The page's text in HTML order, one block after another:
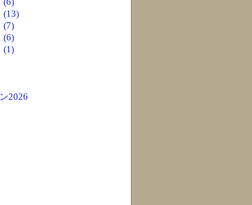
(13)
(7)
(6)
(1)
2026